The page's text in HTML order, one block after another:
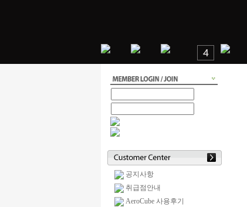
공지사항
취급점안내
AeroCube 사용후기